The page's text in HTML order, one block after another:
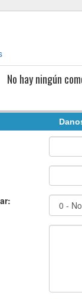
No hay ningún